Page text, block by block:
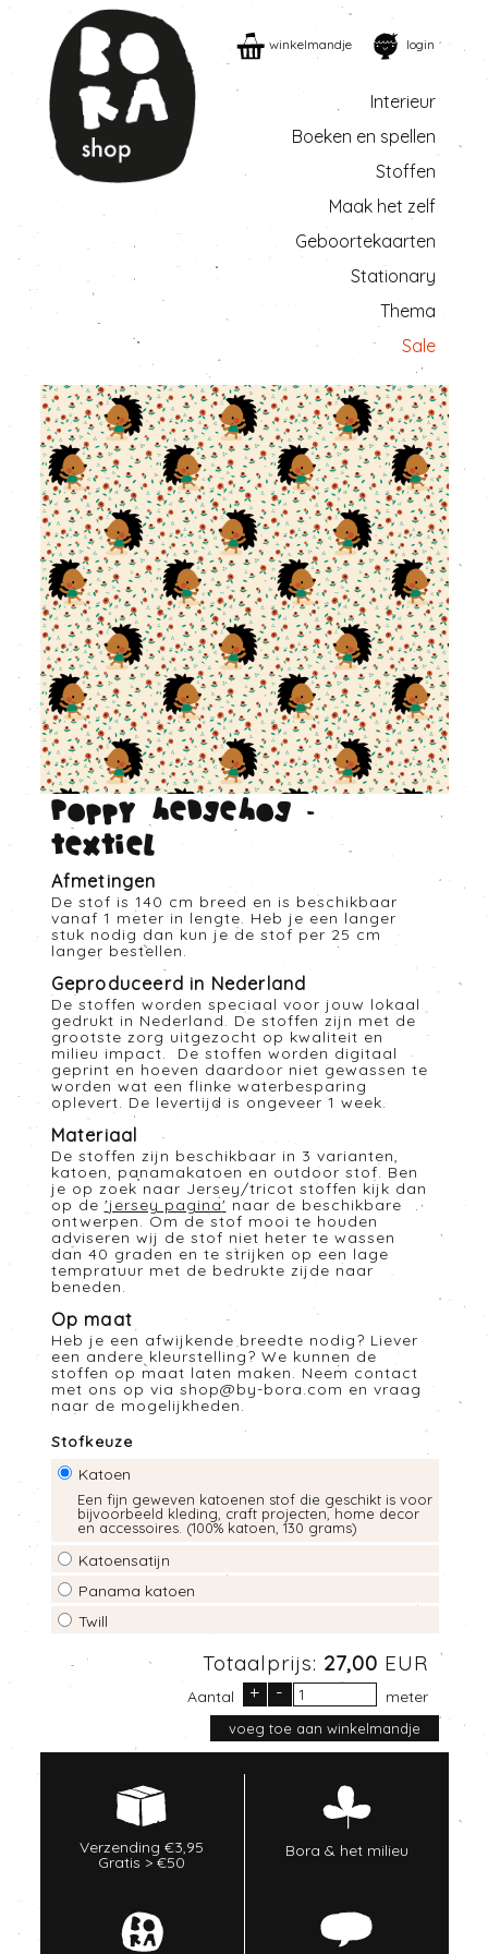
winkelmandje login
Interieur
Boeken en spellen
Stoffen
Maak het zelf
Geboortekaarten
Stationary
Thema
Sale
Poppy hedgehog -
Textiel
Afmetingen
De stof is 140 cm breed en is beschikbaar
vanaf 1 meter in lengte. Heb je een langer
stuk nodig dan kun je de stof per 25 cm
langer bestellen.
Geproduceerd in Nederland
De stoffen worden speciaal voor jouw lokaal
gedrukt in Nederland. De stoffen zijn met de
grootste zorg uitgezocht op kwaliteit en
milieu impact. De stoffen worden digitaal
geprint en hoeven daardoor niet gewassen te
worden wat een flinke waterbesparing
oplevert. De levertijd is ongeveer 1 week.
Materiaal
De stoffen zijn beschikbaar in 3 varianten,
katoen, panamakatoen en outdoor stof. Ben
je op zoek naar Jersey/tricot stoffen kijk dan
op de 'jersey pagina' naar de beschikbare
ontwerpen. Om de stof mooi te houden
adviseren wij de stof niet heter te wassen
dan 40 graden en te strijken op een lage
tempratuur met de bedrukte zijde naar
beneden.
Op maat
Heb je een afwijkende breedte nodig? Liever
een andere kleurstelling? We kunnen de
stoffen op maat laten maken. Neem contact
met ons op via shop@by-bora.com en vraag
naar de mogelijkheden.
Stofkeuze
Katoen
Een fijn geweven katoenen stof die geschikt is voor
bijvoorbeeld kleding, craft projecten, home decor
en accessoires. (100% katoen, 130 grams)
Katoensatijn
Panama katoen
Twill
Totaalprijs: 27,00 EUR
Aantal + - meter
Verzending €3,95
Gratis > €50
Bora & het milieu